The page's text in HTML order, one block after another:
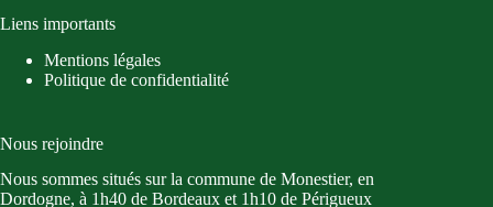
Liens importants
Mentions légales
Politique de confidentialité
Nous rejoindre
Nous sommes situés sur la commune de Monestier, en
Dordogne, à 1h40 de Bordeaux et 1h10 de Périgueux